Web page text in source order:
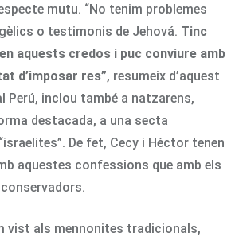
mutu. “No tenim problemes
o testimonis de Jehová. Tinc
aquests credos i puc conviure amb
d’imposar res”, resumeix d’aquest
Perú, inclou també a natzarens,
destacada, a una secta
De fet, Cecy i Héctor tenen
aquestes confessions que amb els
vist als mennonites tradicionals,